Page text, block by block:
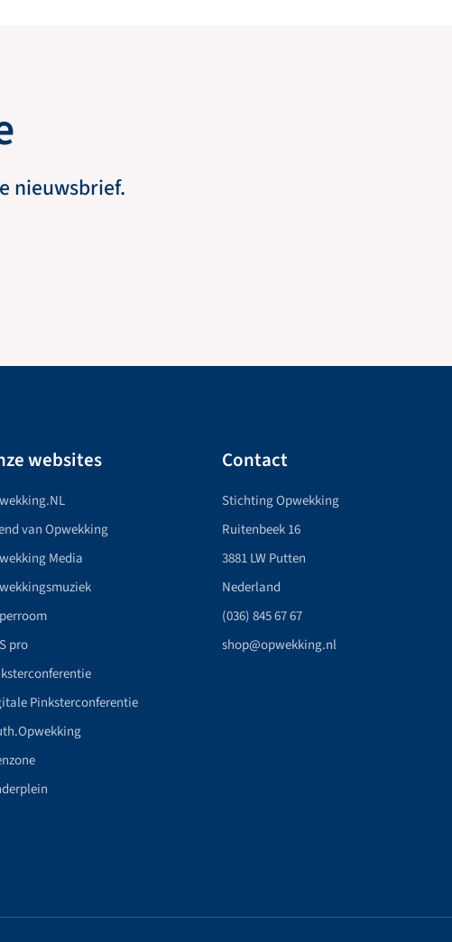
nieuwsbrief.
websites
van Opwekking
Media
pro
Pinksterconferentie
Contact
Stichting Opwekking
Ruitenbeek 16
3881 LW Putten
Nederland
(036) 845 67 67
shop@opwekking.nl